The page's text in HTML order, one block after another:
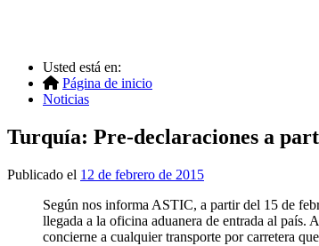
Usted está en:
Página de inicio
Noticias
Turquía: Pre-declaraciones a
Publicado el 12 de febrero de 2015
Según nos informa ASTIC, a partir del 15 de
llegada a la oficina aduanera de entrada al país.
concierne a cualquier transporte por carretera